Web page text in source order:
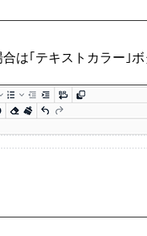
は｢テキストカラー｣